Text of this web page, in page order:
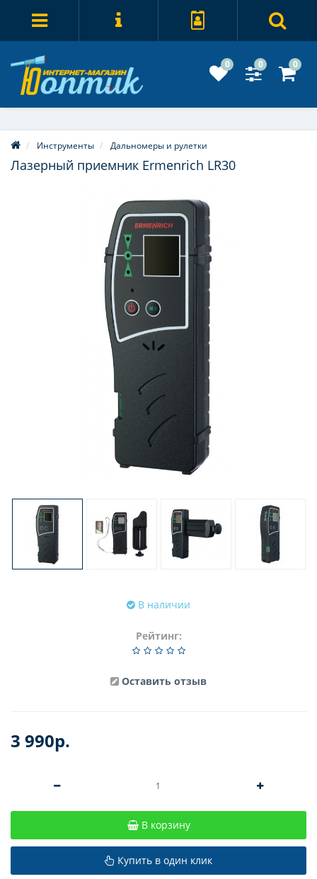
0 0 0
Инструменты Дальномеры и рулетки
Лазерный приемник Ermenrich LR30
В наличии
Рейтинг:
Оставить отзыв
3 990р.
В корзину
Купить в один клик